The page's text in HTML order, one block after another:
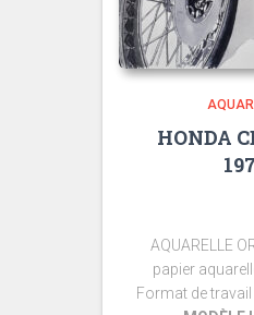
HONDA
AQUARELLE
papier
Format de